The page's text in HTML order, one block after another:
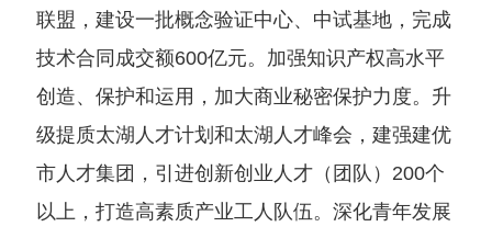
联盟，建设一批概念验证中心、中试基地，完成
技术合同成交额600亿元。加强知识产权高水平
创造、保护和运用，加大商业秘密保护力度。升
级提质太湖人才计划和太湖人才峰会，建强建优
市人才集团，引进创新创业人才（团队）200个
以上，打造高素质产业工人队伍。深化青年发展